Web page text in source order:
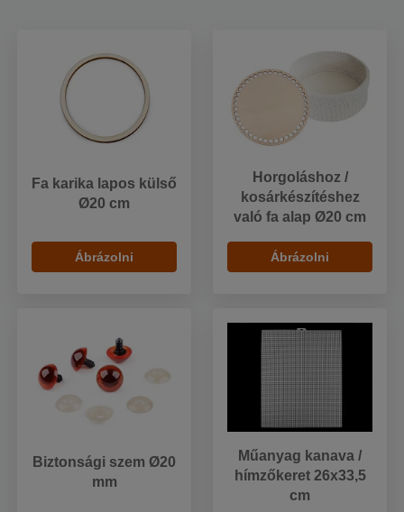
Fa karika lapos külső
Ø20 cm
Ábrázolni
Horgoláshoz /
kosárkészítéshez
való fa alap Ø20 cm
Ábrázolni
Biztonsági szem Ø20
mm
Műanyag kanava /
hímzőkeret 26x33,5
cm